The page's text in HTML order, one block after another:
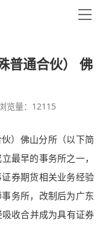
普通合伙） 佛
览量：12115
）佛山分所（以下简
最早的事务所之一，
券期货相关业务经验
务所，改制后为广东
收合并成为具有证券